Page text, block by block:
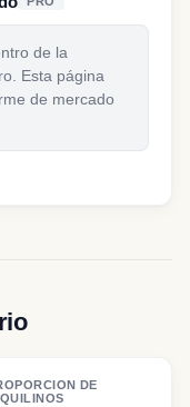
de la
Esta página
de mercado
DE